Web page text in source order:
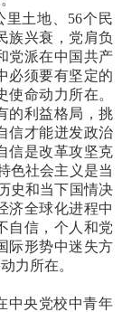
里土地、56个民
族兴衰，党肩负
党派在中国共产
必须要有坚定的
命动力所在。
的利益格局，挑
信才能迸发政治
信是改革攻坚克
色社会主义是当
史和当下国情决
济全球化进程中
自信，个人和党
际形势中迷失方
力所在。
中央党校中青年